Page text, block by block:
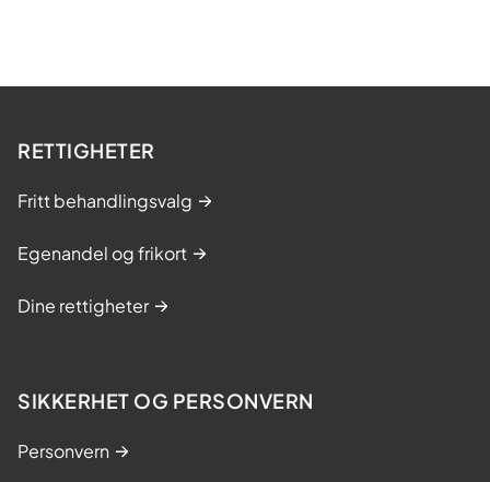
-
g
e
t
i
s
u
RETTIGHETER
Fritt behandlingsvalg
Egenandel og frikort
Dine rettigheter
SIKKERHET OG PERSONVERN
Personvern